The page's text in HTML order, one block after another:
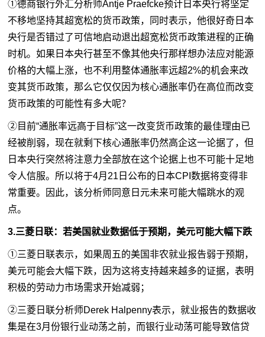
①德商银行外汇分析师Antje Praefcke预计日本央行将坚定
不移地坚持其超宽松的货币政策，同时表示，他很好奇日本
央行是否错过了可信地启动退出超宽松货币政策进程的正确
时机。如果日本央行甚至不像其他央行那样想办法应对能源
价格的大幅上涨，也不利用整体通胀率远超2%的机会来改
变其货币政策，那么它仅仅因为核心通胀率仍在高位而改变
货币政策的可能性有多大呢？
②目前“通胀率远高于目标”这一改变货币政策的最佳理由已
经被削弱，现在就剩下核心通胀率仍然高企这一论据了，但
日本央行突然将注意力全部放在这个论据上也不可能十足地
令人信服。所以将于4月21日公布的日本CPI数据将变得非
常重要。因此，该分析师 同意日元未来可能大幅跳水的观
点。
3.三菱日联：若美国就业数据低于预期，美元可能大幅下跌
①三菱日联表示，如果周五的美国非农就业报告弱于预期，
美元可能会大幅下跌，因为这将支持越来越多的证据，表明
积极的劳动力市场需求开始减弱；
②三菱日联分析师Derek Halpenny表示，就业报告的数据收
集是在3月份银行业动荡之前，而银行业动荡可能导致信贷